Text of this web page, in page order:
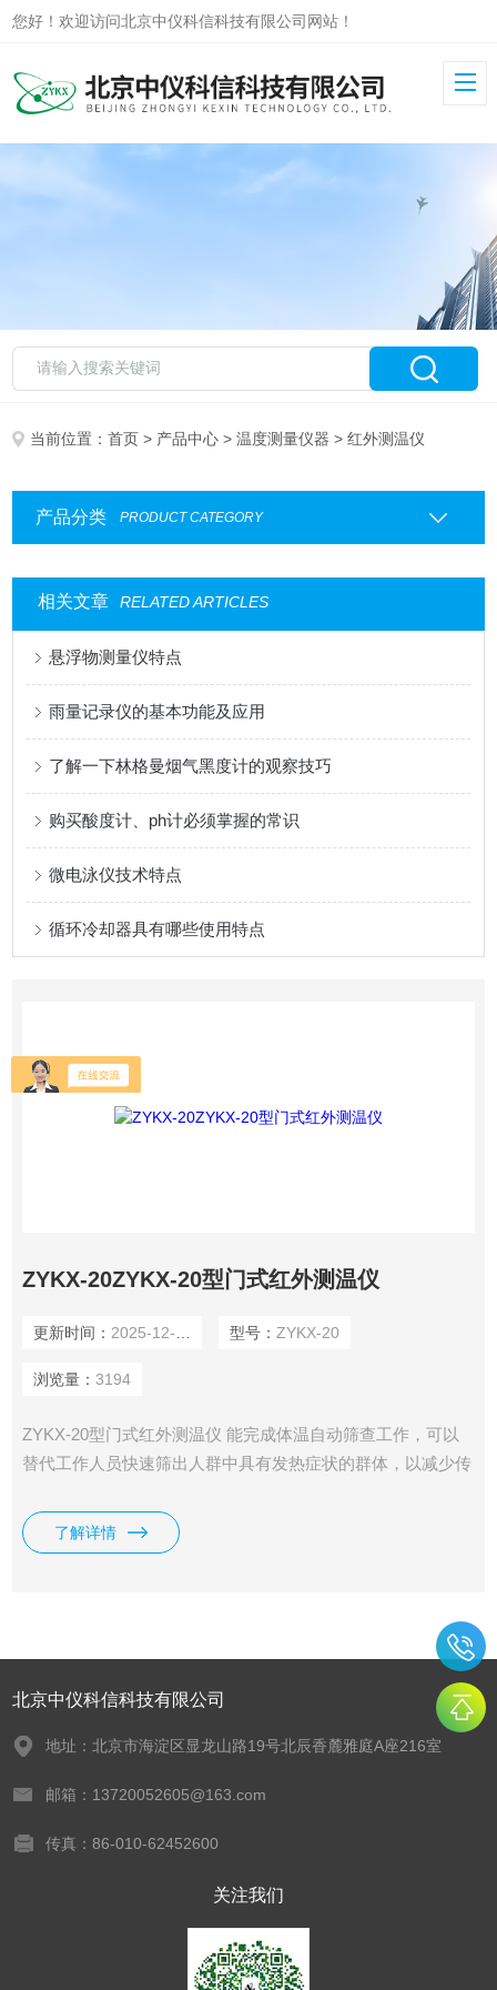
您好！欢迎访问北京中仪科信科技有限公司网站！
当前位置：首页 > 产品中心 >温度测量仪器 > 红外测温仪
产品分类 PRODUCT CATEGORY
相关文章 RELATED ARTICLES
悬浮物测量仪特点
雨量记录仪的基本功能及应用
了解一下林格曼烟气黑度计的观察技巧
购买酸度计、ph计必须掌握的常识
微电泳仪技术特点
循环冷却器具有哪些使用特点
ZYKX-20ZYKX-20型门式红外测温仪
更新时间： 2025-12-31 型号： ZYKX-20
浏览量： 3194
ZYKX-20型门式红外测温仪 能完成体温自动筛查工作，可以
替代工作人员快速筛出人群中具有发热症状的群体，以减少传
工作量，以及降低工作人员在疑似病患前的暴露风险。该设备
可用于疫情时期的出入境口岸、港口、机场、、码头、车站、
了解详情
北京中仪科信科技有限公司
地址：北京市海淀区显龙山路19号北辰香麓雅庭A座216室
邮箱：13720052605@163.com
传真：86-010-62452600
关注我们